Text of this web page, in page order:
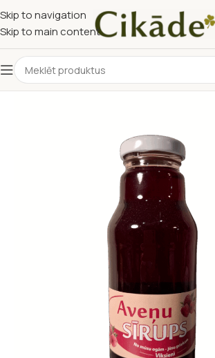
Skip to navigation
Skip to main content